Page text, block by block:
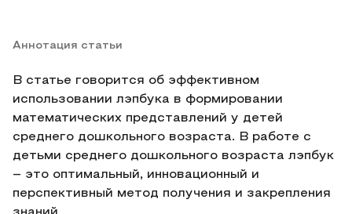
Аннотация статьи
В статье говорится об эффективном
использовании лэпбука в формировании
математических представлений у детей
среднего дошкольного возраста. В работе с
детьми среднего дошкольного возраста лэпбук
– это оптимальный, инновационный и
перспективный метод получения и закрепления